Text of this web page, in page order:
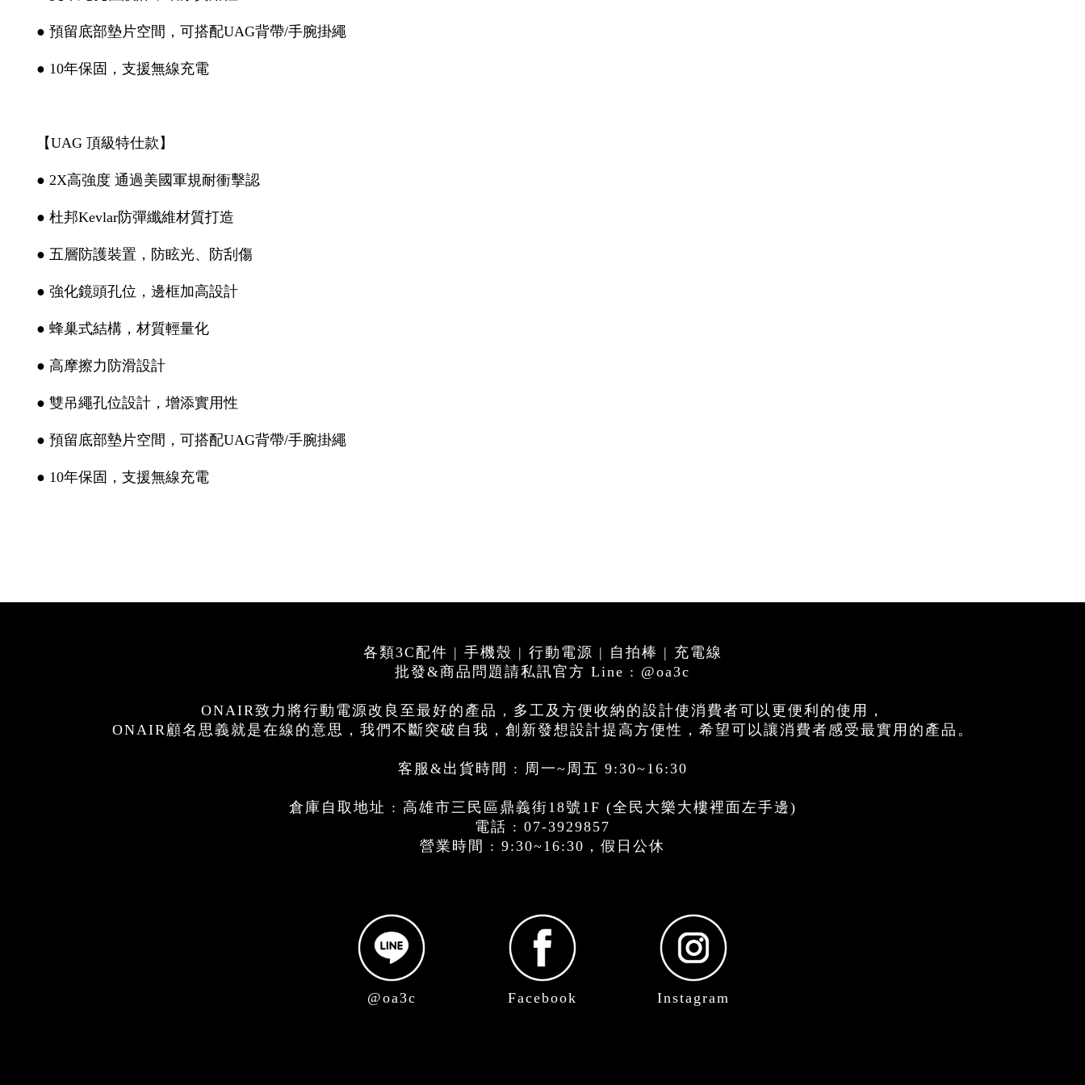
● 預留底部墊片空間，可搭配UAG背帶/手腕掛繩
● 10年保固，支援無線充電
【UAG 頂級特仕款】
● 2X高強度 通過美國軍規耐衝擊認
● 杜邦Kevlar防彈纖維材質打造
● 五層防護裝置，防眩光、防刮傷
● 強化鏡頭孔位，邊框加高設計
● 蜂巢式結構，材質輕量化
● 高摩擦力防滑設計
● 雙吊繩孔位設計，增添實用性
● 預留底部墊片空間，可搭配UAG背帶/手腕掛繩
● 10年保固，支援無線充電
各類3C配件 | 手機殼 | 行動電源 | 自拍棒 | 充電線
批發&商品問題請私訊官方 Line : @oa3c
ONAIR致力將行動電源改良至最好的產品，多工及方便收納的設計使消費者可以更便利的使用，
ONAIR顧名思義就是在線的意思，我們不斷突破自我，創新發想設計提高方便性，希望可以讓消費者感受最實用的產品。
客服&出貨時間 : 周一~周五 9:30~16:30
倉庫自取地址 : 高雄市三民區鼎義街18號1F (全民大樂大樓裡面左手邊)
電話 : 07-3929857
營業時間 : 9:30~16:30，假日公休
@oa3c Facebook Instagram